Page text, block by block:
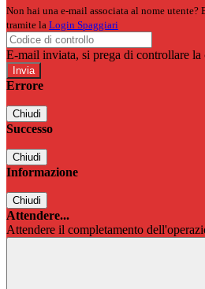
Non hai una e-mail associata al nome utente?
tramite la Login Spaggiari
E-mail inviata, si prega di controllare la
Errore
Chiudi
Successo
Chiudi
Informazione
Chiudi
Attendere...
Attendere il completamento